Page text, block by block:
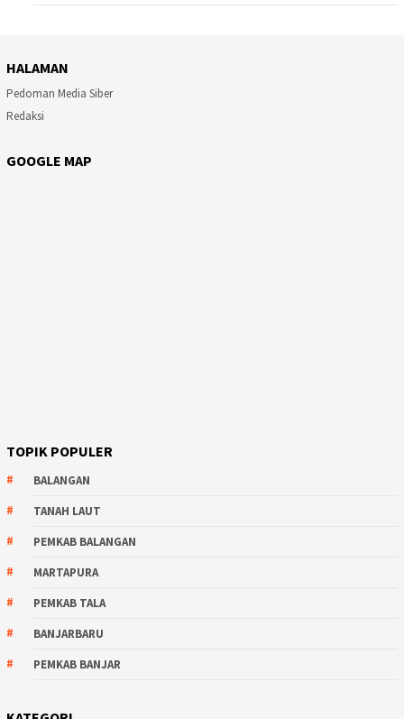
HALAMAN
Pedoman Media Siber
Redaksi
GOOGLE MAP
TOPIK POPULER
BALANGAN
TANAH LAUT
PEMKAB BALANGAN
MARTAPURA
PEMKAB TALA
BANJARBARU
PEMKAB BANJAR